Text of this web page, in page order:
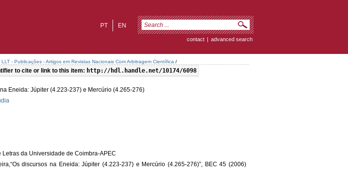
EN
PT
contact | advanced search
LLT - Publicações - Artigos em Revistas Nacionais Com Arbitragem Científica /
to cite or link to this item: http://hdl.handle.net/10174/6098
Eneida: Júpiter (4.223-237) e Mercúrio (4.265-276)
Letras da Universidade de Coimbra-APEC
discursos na Eneida: Júpiter (4.223-237) e Mercúrio (4.265-276)”, BEC 45 (2006)